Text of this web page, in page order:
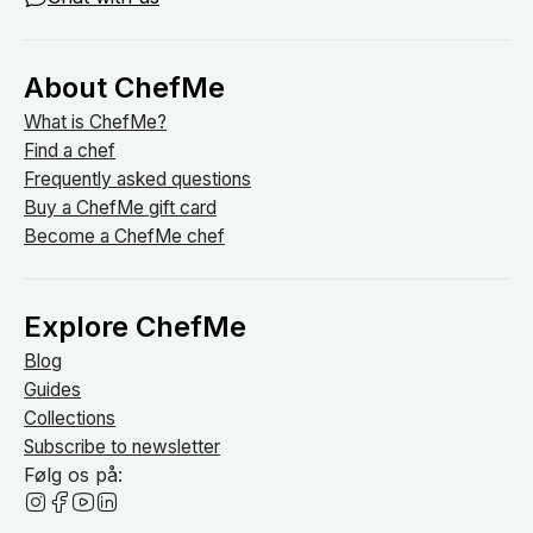
About ChefMe
What is ChefMe?
Find a chef
Frequently asked questions
Buy a ChefMe gift card
Become a ChefMe chef
Explore ChefMe
Blog
Guides
Collections
Subscribe to newsletter
Følg os på: